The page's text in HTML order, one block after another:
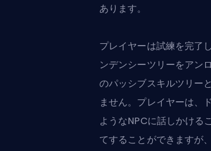
あります。
プレイヤーは試練を完了
ンデンシーツリーをアン
のパッシブスキルツリー
ません。プレイヤーは、
ようなNPCに話しかける
てすることができますが